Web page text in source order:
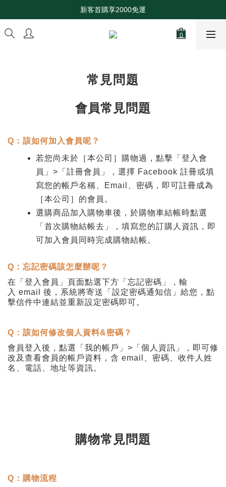
《伴手禮專區》首購現折$70！
新客首購享2000免運
\\馬力全開//新舊朋友，新春開工滿2000元，享免運優惠
常見問題
會員常見問題
Q ：該如何加入會員呢？
若您尚未於［本公司］購物過，點擊「登入會
員」 > 「註冊會員」，選擇 Facebook 註冊或填
寫您的帳戶名稱、
Email
、密碼，即可註冊成為
［本公司］的會員。
選購商品加入購物車後，於購物車結帳時點選
「首次購物結帳去」，填寫您的訂購人資訊，即
可加入會員同時完成購物結帳。
Q ：忘記密碼該怎麼辦呢？
在「登入會員」頁面點選下方「忘記密碼」，輸
入 email 後，系統將寄送「設定密碼通知信」給您，點
擊信件中連結並重新設定密碼即可。
Q ：該如何修改個人資料&密碼？
會員登入後，點選「我的帳戶」 > 「個人資訊」，即可修
改及查看會員的帳戶資料，含 email
、密碼、收件人姓
名、電話、地址等資訊。
購物常見問題
Q ：購物流程